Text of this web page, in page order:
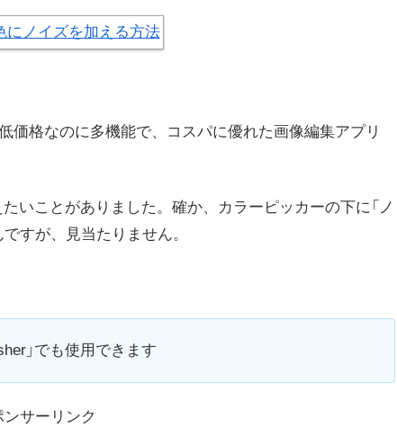
価格なのに多機能で、コスパに優れた画像編集アプリ
いことがありました。確か、カラーピッカーの下に「ノ
すが、見当たりません。
」でも使用できます
ンサーリンク